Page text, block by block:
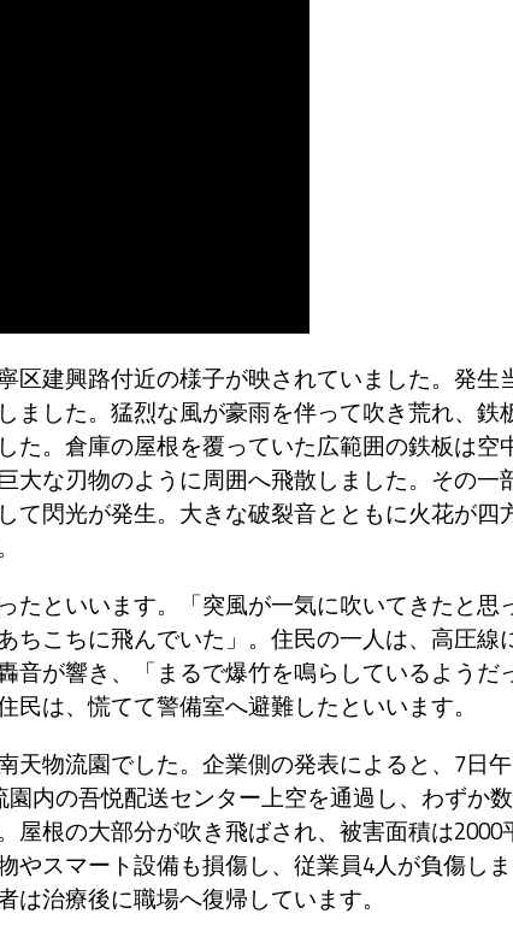
建興路付近の様子が映されていました。発生
ました。猛烈な風が豪雨を伴って吹き荒れ、鉄
た。倉庫の屋根を覆っていた広範囲の鉄板は空
大な刃物のように周囲へ飛散しました。その一
て閃光が発生。大きな破裂音とともに火花が四
といいます。「突風が一気に吹いてきたと思
ちこちに飛んでいた」。住民の一人は、高圧線
音が響き、「まるで爆竹を鳴らしているようだ
は、慌てて警備室へ避難したといいます。
物流園でした。企業側の発表によると、7日午
内の吾悦配送センター上空を通過し、わずか数
屋根の大部分が吹き飛ばされ、被害面積は2000
スマート設備も損傷し、従業員4人が負傷しま
治療後に職場へ復帰しています。